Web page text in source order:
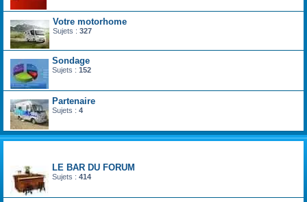
Votre motorhome
Sujets : 327
Sondage
Sujets : 152
Partenaire
Sujets : 4
LE BAR DU FORUM
Sujets : 414